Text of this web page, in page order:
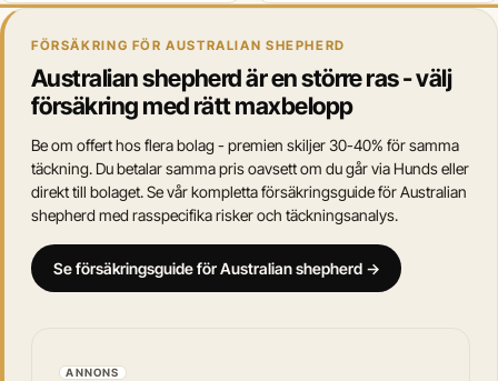
FÖRSÄKRING FÖR AUSTRALIAN SHEPHERD
Australian shepherd är en större ras - välj
försäkring med rätt maxbelopp
Be om offert hos flera bolag - premien skiljer 30-40% för samma
täckning. Du betalar samma pris oavsett om du går via Hunds eller
direkt till bolaget. Se vår kompletta försäkringsguide för Australian
shepherd med rasspecifika risker och täckningsanalys.
Se försäkringsguide för Australian shepherd →
ANNONS